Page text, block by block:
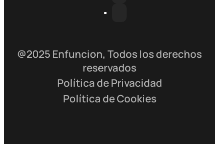
@2025 Enfuncion, Todos los derechos
reservados
Política de Privacidad
Política de Cookies